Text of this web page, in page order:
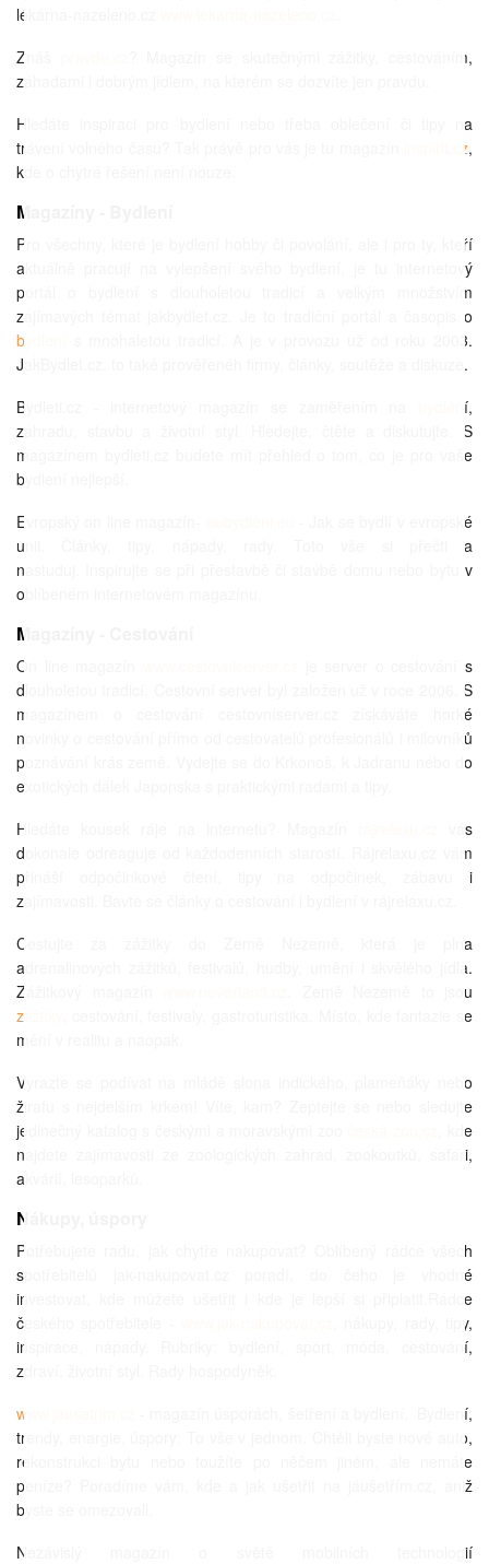
lékárna-nazeleno.cz
Znáš
? Magazín se skutečnými zážitky, cestováním,
záhadami i dobrým jídlem, na kterém se dozvíte jen pravdu.
Hledáte inspiraci pro bydlení nebo třeba oblečení či tipy na
trávení volného času? Tak právě pro vás je tu magazín
inspirit.cz,
kde o chytré řešení není nouze.
Magazíny - Bydlení
Pro všechny, které je bydlení hobby či povolání, ale i pro ty, kteří
aktuálně pracují na vylepšení svého bydlení, je tu internetový
portál o bydlení s dlouholetou tradicí a velkým množstvím
zajímavých témat jakbydlet.cz. Je to tradiční portál a časopis o
bydlení
s mnohaletou tradicí. A je v provozu už od roku 2003.
JakBydlet.cz. to také prověřenéh firmy, články, soutěže a diskuze.
Bydleti.cz - internetový magazín se zaměřením na
í,
zahradu, stavbu a životní styl. Hledejte, čtěte a diskutujte. S
magazínem bydleti.cz budete mít přehled o tom, co je pro vaše
bydlení nejlepší.
Evropský on line magazín-
- Jak se bydlí v evropské
unii. Články, tipy, nápady, rady. Toto vše si přečti a
nastuduj. Inspirujte se při přestavbě či stavbě domu nebo bytu v
oblíbeném internetovém magazínu.
Magazíny - Cestování
On line magazín
je server o cestování s
dlouholetou tradicí. Cestovní server byl založen už v roce 2006. S
magazínem o cestování cestovníserver.cz získáváte horké
novinky o cestování přímo od cestovatelů profesionálů i milovníků
poznávání krás země. Vydejte se do Krkonoš, k Jadranu nebo do
exotických dálek Japonska s praktickými radami a tipy.
Hledáte kousek ráje na internetu? Magazín
vás
dokonale odreaguje od každodenních starostí. Rájrelaxu.cz vám
přináší odpočinkové čtení, tipy na odpočinek, zábavu i
zajímavosti. Bavte se články o cestování i bydlení v rájrelaxu.cz.
Cestujte za zážitky do Země Nezemě, která je plna
adrenalinových zážitků, festivalů, hudby, umění i skvělého jídla.
Zážitkový magazín
. Země Nezemě to jsou
zážitky
, cestování, festivaly, gastroturistika. Místo, kde fantazie se
mění v realitu a naopak.
Vyrazte se podívat na mládě slona indického, plameňáky nebo
žirafu s nejdelším krkem! Víte, kam? Zeptejte se nebo sledujte
jedinečný katalog s českými a moravskými zoo
, kde
najdete zajímavosti ze zoologických zahrad, zookoutků, safari,
akvárií, lesoparků.
Nákupy, úspory
Potřebujete radu, jak chytře nakupovat? Oblíbený rádce všech
spotřebitelů jak-nakupovat.cz poradí, do čeho je vhodné
investovat, kde můžete ušetřit i kde je lepší si připlatit.Rádce
českého spotřebitele -
, nákupy, rady, tipy,
inspirace, nápady. Rubriky: bydlení, sport, móda, cestování,
zdraví, životní styl. Rady hospodyněk.
www.jausetrim.cz
- magazín úsporách, šetření a bydlení. Bydlení,
trendy, enargie, úspory: To vše v jednom. Chtěli byste nové auto,
rekonstrukci bytu nebo toužíte po něčem jiném, ale nemáte
peníze? Poradíme vám, kde a jak ušetřit na jáušetřím.cz, aniž
byste se omezovali.
Nezávislý magazín o světě mobilních technologií